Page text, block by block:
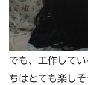
でも、工作して
ちはとても楽し